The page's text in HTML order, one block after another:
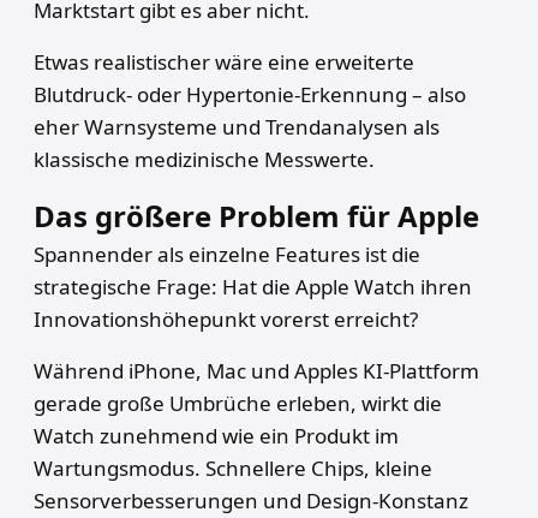
Marktstart gibt es aber nicht.
Etwas realistischer wäre eine erweiterte
Blutdruck- oder Hypertonie-Erkennung – also
eher Warnsysteme und Trendanalysen als
klassische medizinische Messwerte.
Das größere Problem für Apple
Spannender als einzelne Features ist die
strategische Frage: Hat die Apple Watch ihren
Innovationshöhepunkt vorerst erreicht?
Während iPhone, Mac und Apples KI-Plattform
gerade große Umbrüche erleben, wirkt die
Watch zunehmend wie ein Produkt im
Wartungsmodus. Schnellere Chips, kleine
Sensorverbesserungen und Design-Konstanz